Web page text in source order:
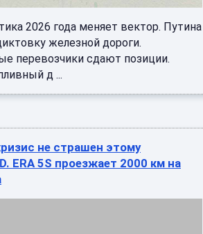
не страшен этому
ERA 5S проезжает 2000 км на